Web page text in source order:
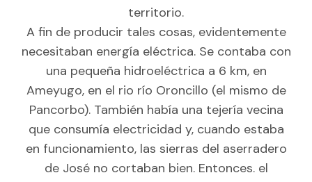
territorio.
A fin de producir tales cosas, evidentemente
necesitaban energía eléctrica. Se contaba con
una pequeña hidroeléctrica a 6 km, en
Ameyugo, en el rio río Oroncillo (el mismo de
Pancorbo). También había una tejería vecina
que consumía electricidad y, cuando estaba
en funcionamiento, las sierras del aserradero
de José no cortaban bien. Entonces. el